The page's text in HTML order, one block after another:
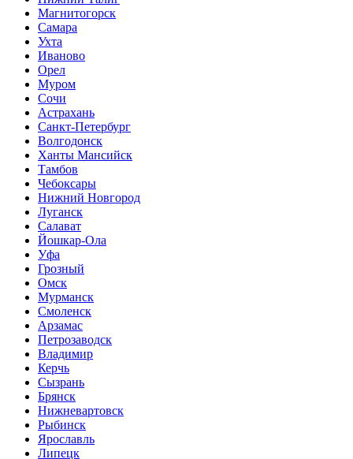
Магнитогорск
Самара
Ухта
Иваново
Орел
Муром
Сочи
Астрахань
Санкт-Петербург
Волгодонск
Ханты Мансийск
Тамбов
Чебоксары
Нижний Новгород
Луганск
Салават
Йошкар-Ола
Уфа
Грозный
Омск
Мурманск
Смоленск
Арзамас
Петрозаводск
Владимир
Керчь
Сызрань
Брянск
Нижневартовск
Рыбинск
Ярославль
Липецк